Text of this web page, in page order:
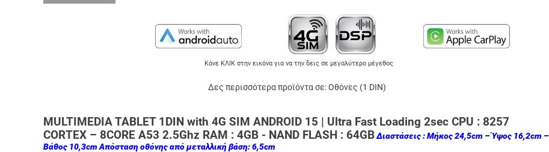
Κάνε ΚΛΙΚ στην εικόνα για να την δεις σε μεγαλύτερο μέγεθος
Δες περισσότερα προϊόντα σε: Οθόνες (1 DIN)
MULTIMEDIA TABLET 1DIN with 4G SIM ANDROID 15 | Ultra Fast Loading 2sec CPU : 8257
CORTEX – 8CORE A53 2.5Ghz RAM : 4GB - NAND FLASH : 64GBΔιαστάσεις : Μήκος 24,5cm – Ύψος 16,2cm –
Βάθος 10,3cm Απόσταση οθόνης από μεταλλική βάση: 6,5cm